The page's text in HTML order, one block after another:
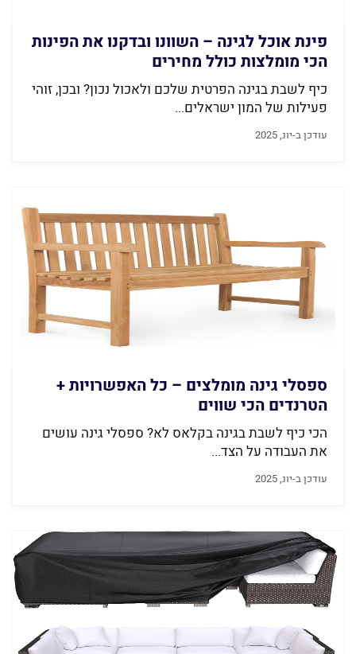
פינת אוכל לגינה – השוונו ובדקנו את הפינות
הכי מומלצות כולל מחירים
כיף לשבת בגינה הפרטית שלכם ולאכול נכון? ובכן, זוהי
פעילות של המון ישראלים...
עודכן ב-יונ, 2025
ספסלי גינה מומלצים – כל האפשרויות +
הטרנדים הכי שווים
הכי כיף לשבת בגינה בקלאס לא? ספסלי גינה עושים
את העבודה על הצד...
עודכן ב-יונ, 2025